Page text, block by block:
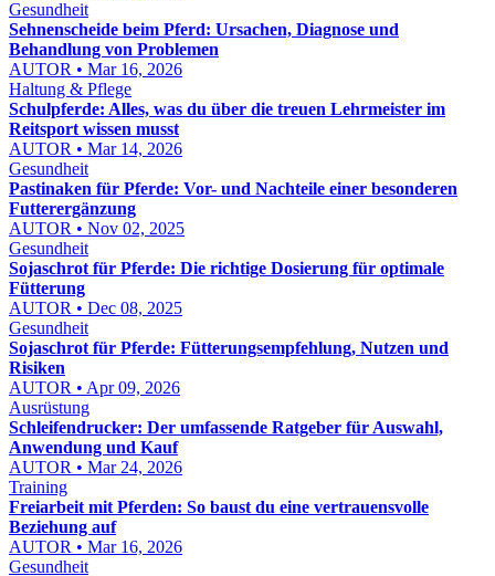
Gesundheit
Sehnenscheide beim Pferd: Ursachen, Diagnose und
Behandlung von Problemen
AUTOR • Mar 16, 2026
Haltung & Pflege
Schulpferde: Alles, was du über die treuen Lehrmeister im
Reitsport wissen musst
AUTOR • Mar 14, 2026
Gesundheit
Pastinaken für Pferde: Vor- und Nachteile einer besonderen
Futterergänzung
AUTOR • Nov 02, 2025
Gesundheit
Sojaschrot für Pferde: Die richtige Dosierung für optimale
Fütterung
AUTOR • Dec 08, 2025
Gesundheit
Sojaschrot für Pferde: Fütterungsempfehlung, Nutzen und
Risiken
AUTOR • Apr 09, 2026
Ausrüstung
Schleifendrucker: Der umfassende Ratgeber für Auswahl,
Anwendung und Kauf
AUTOR • Mar 24, 2026
Training
Freiarbeit mit Pferden: So baust du eine vertrauensvolle
Beziehung auf
AUTOR • Mar 16, 2026
Gesundheit